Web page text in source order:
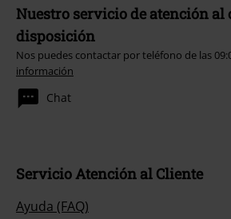
Nuestro servicio de atención al
disposición
Nos puedes contactar por teléfono de las
información
Chat
Servicio Atención al Cliente
Ayuda (FAQ)